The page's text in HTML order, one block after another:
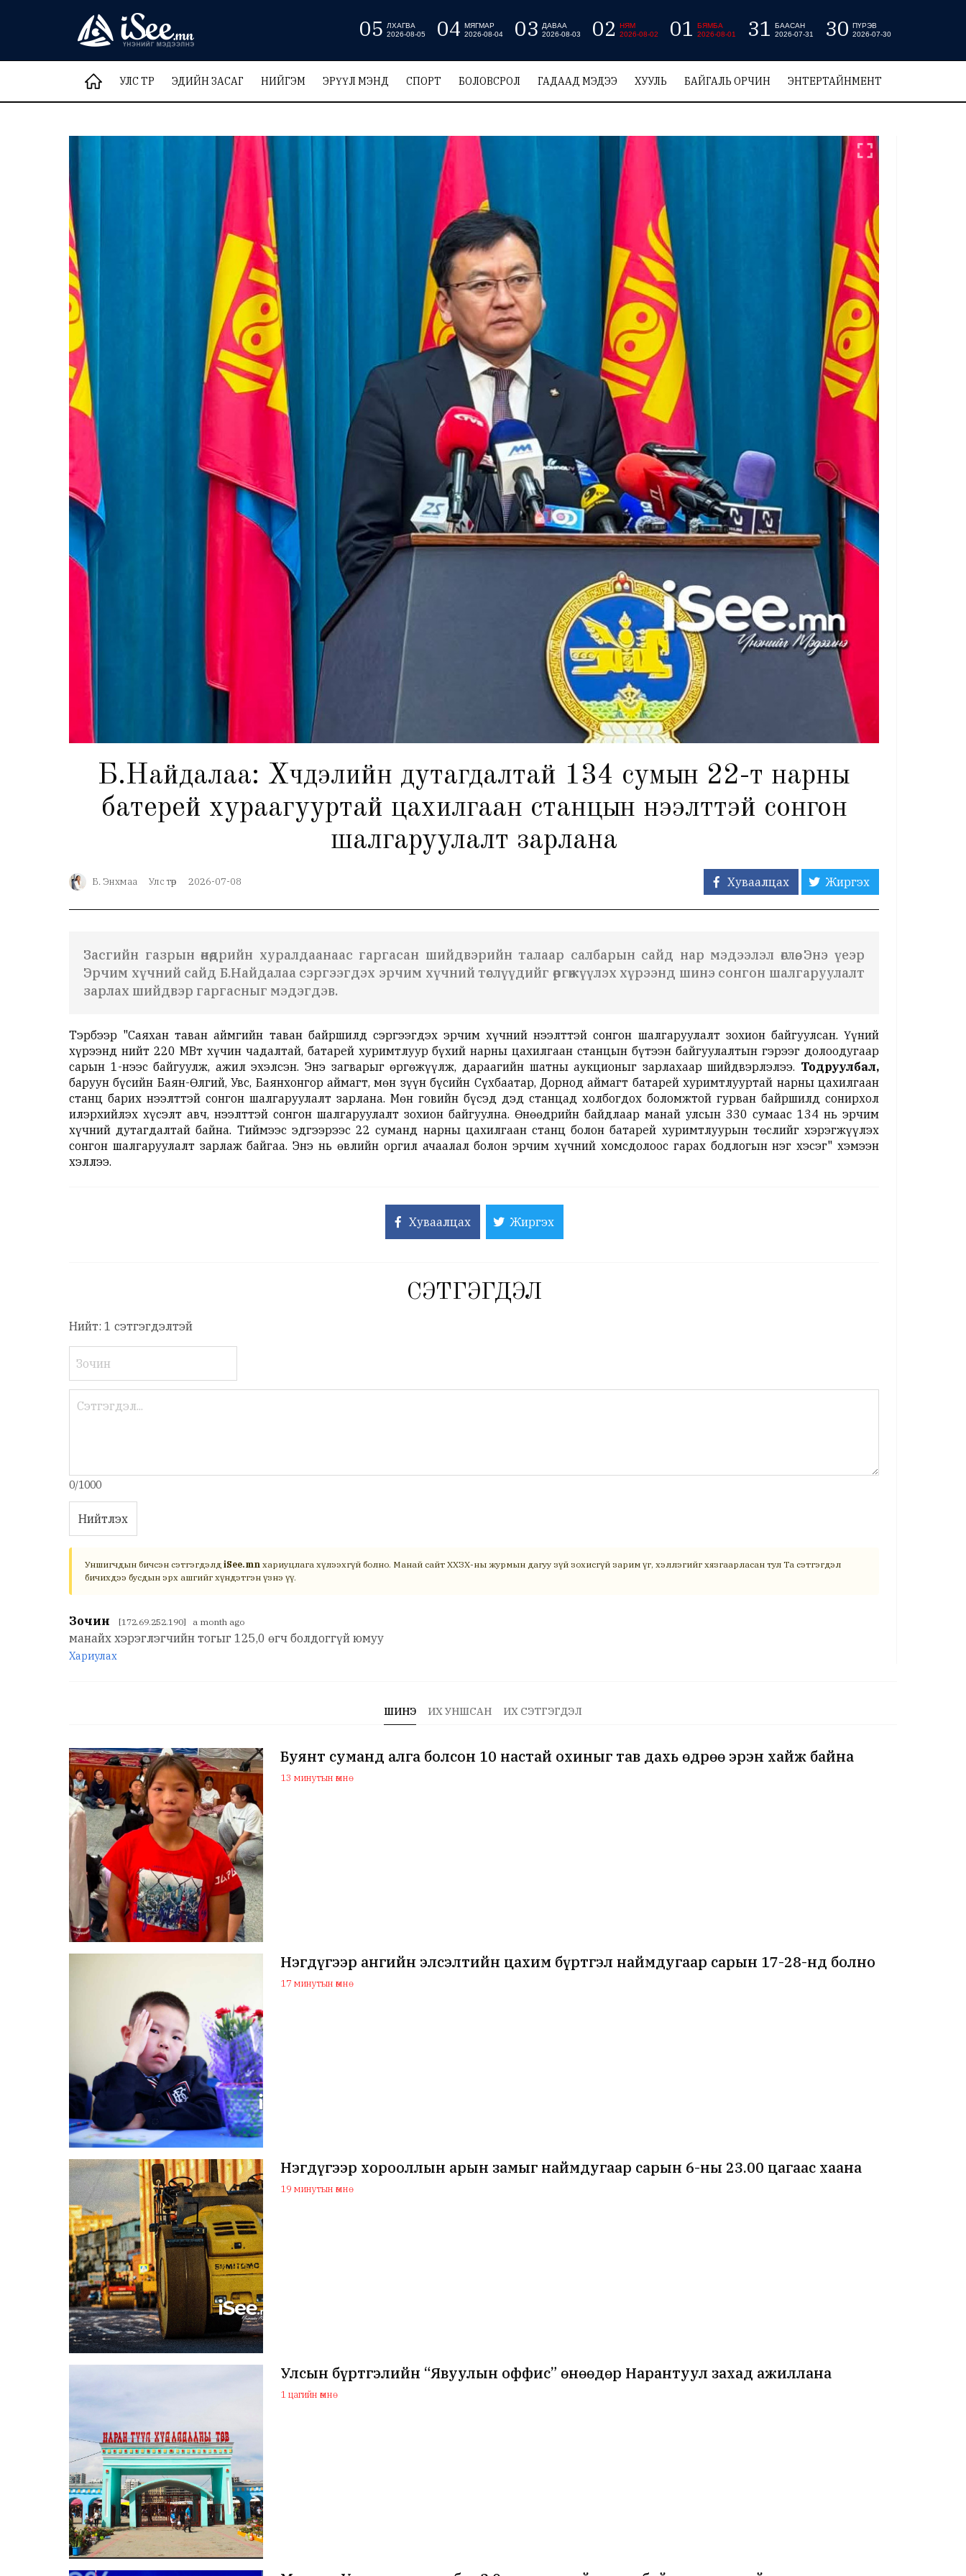
05
ЛХАГВА
2026-08-05
04 МЯГМАР
2026-08-04
03
ДАВАА
2026-08-03
02
НЯМ
2026-08-02
01
БЯМБА
2026-08-01
31
БААСАН
2026-07-31
30 ПҮРЭВ
2026-07-30
УЛС ТӨР ЭДИЙН ЗАСАГ НИЙГЭМ ЭРҮҮЛ МЭНД СПОРТ БОЛОВСРОЛ ГАДААД МЭДЭЭ ХУУЛЬ БАЙГАЛЬ ОРЧИН ЭНТЕРТАЙНМЕНТ
Б.Найдалаа: Хүчдэлийн дутагдалтай 134 сумын 22-т нарны
батерей хураагууртай цахилгаан станцын нээлттэй сонгон
шалгаруулалт зарлана
Б. Энхмаа Улс төр 2026-07-08 Хуваалцах Жиргэх
Засгийн газрын өнөөдрийн хуралдаанаас гаргасан шийдвэрийн талаар салбарын сайд нар мэдээлэл өглөө. Энэ үеэр
Эрчим хүчний сайд Б.Найдалаа сэргээгдэх эрчим хүчний төслүүдийг өргөжүүлэх хүрээнд шинэ сонгон шалгаруулалт
зарлах шийдвэр гаргасныг мэдэгдэв.
Тэрбээр "Саяхан таван аймгийн таван байршилд сэргээгдэх эрчим хүчний нээлттэй сонгон шалгаруулалт зохион байгуулсан. Үүний
хүрээнд нийт 220 МВт хүчин чадалтай, батарей хуримтлуур бүхий нарны цахилгаан станцын бүтээн байгуулалтын гэрээг долоодугаар
сарын 1-нээс байгуулж, ажил эхэлсэн. Энэ загварыг өргөжүүлж, дараагийн шатны аукционыг зарлахаар шийдвэрлэлээ. Тодруулбал,
баруун бүсийн Баян-Өлгий, Увс, Баянхонгор аймагт, мөн зүүн бүсийн Сүхбаатар, Дорнод аймагт батарей хуримтлууртай нарны цахилгаан
станц барих нээлттэй сонгон шалгаруулалт зарлана. Мөн говийн бүсэд дэд станцад холбогдох боломжтой гурван байршилд сонирхол
илэрхийлэх хүсэлт авч, нээлттэй сонгон шалгаруулалт зохион байгуулна. Өнөөдрийн байдлаар манай улсын 330 сумаас 134 нь эрчим
хүчний дутагдалтай байна. Тиймээс эдгээрээс 22 суманд нарны цахилгаан станц болон батарей хуримтлуурын төслийг хэрэгжүүлэх
сонгон шалгаруулалт зарлаж байгаа. Энэ нь өвлийн оргил ачаалал болон эрчим хүчний хомсдолоос гарах бодлогын нэг хэсэг" хэмээн
хэллээ.
Хуваалцах Жиргэх
СЭТГЭГДЭЛ
Нийт: 1 сэтгэгдэлтэй
0/1000
Нийтлэх
Уншигчдын бичсэн сэтгэгдэлд iSee.mn хариуцлага хүлээхгүй болно. Манай сайт ХХЗХ-ны журмын дагуу зүй зохисгүй зарим үг, хэллэгийг хязгаарласан тул Та сэтгэгдэл
бичихдээ бусдын эрх ашгийг хүндэтгэн үзнэ үү.
Зочин [172.69.252.190] a month ago
манайх хэрэглэгчийн тогыг 125,0 өгч болдоггүй юмуу
Хариулах
ШИНЭ ИХ УНШСАН ИХ СЭТГЭГДЭЛ
Буянт суманд алга болсон 10 настай охиныг тав дахь өдрөө эрэн хайж байна
13 минутын өмнө
Нэгдүгээр ангийн элсэлтийн цахим бүртгэл наймдугаар сарын 17-28-нд болно
17 минутын өмнө
Нэгдүгээр хорооллын арын замыг наймдугаар сарын 6-ны 23.00 цагаас хаана
19 минутын өмнө
Улсын бүртгэлийн “Явуулын оффис” өнөөдөр Нарантуул захад ажиллана
1 цагийн өмнө